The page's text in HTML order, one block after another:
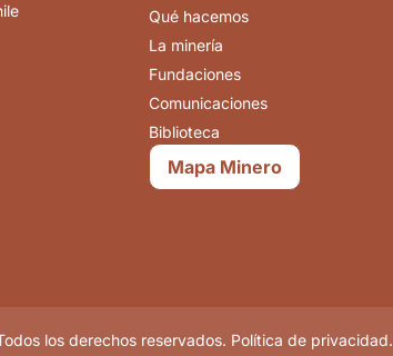
Qué hacemos
La minería
Fundaciones
Comunicaciones
Biblioteca
Mapa Minero
los derechos reservados. Política de privacidad.